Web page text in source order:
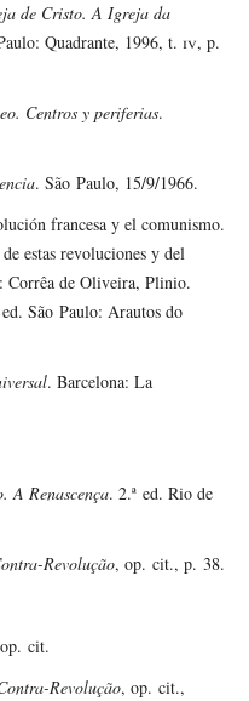
de Cristo. A Igreja da
Quadrante, 1996, t. iv, p.
Centros y periferias.
. São Paulo, 15/9/1966.
francesa y el comunismo.
estas revoluciones y del
Corrêa de Oliveira, Plinio.
São Paulo: Arautos do
. Barcelona: La
A Renascença. 2.ª ed. Rio de
Revolução, op. cit., p. 38.
cit.
Revolução, op. cit.,